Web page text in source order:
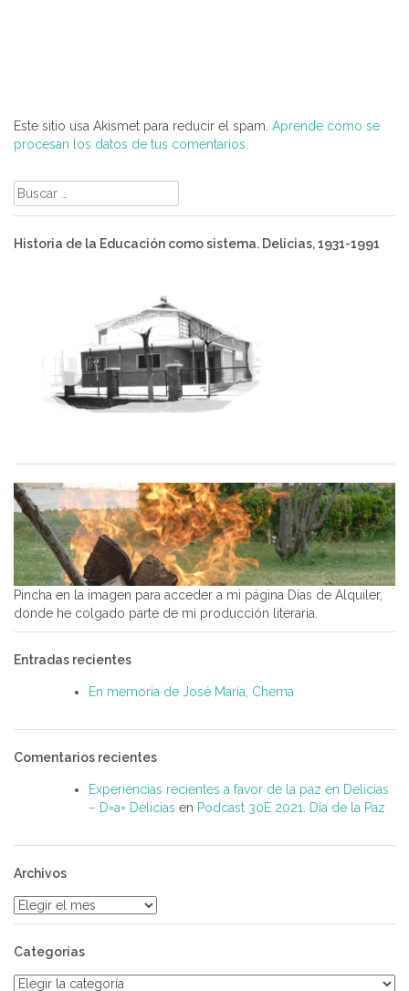
Este sitio usa Akismet para reducir el spam. Aprende cómo se
procesan los datos de tus comentarios.
Buscar:
Historia de la Educación como sistema. Delicias, 1931-1991
Pincha en la imagen para acceder a mi página Días de Alquiler,
donde he colgado parte de mi producción literaria.
Entradas recientes
En memoria de José María, Chema
Comentarios recientes
Experiencias recientes a favor de la paz en Delicias
– D=a= Delicias en Podcast 30E 2021. Día de la Paz
Archivos
Archivos
Categorías
Categorías